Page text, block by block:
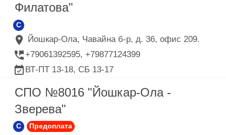
Филатова"
C
Йошкар-Ола, Чавайна б-р, д. 36, офис 209.
+79061392595, +79877124399
ВТ-ПТ 13-18, СБ 13-17
СПО №8016 "Йошкар-Ола -
Зверева"
C Предоплата